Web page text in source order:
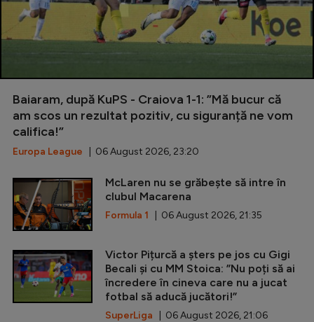
Baiaram, după KuPS - Craiova 1-1: ”Mă bucur că
am scos un rezultat pozitiv, cu siguranță ne vom
califica!”
Europa League | 06 August 2026, 23:20
McLaren nu se grăbește să intre în
clubul Macarena
Formula 1 | 06 August 2026, 21:35
Victor Pițurcă a șters pe jos cu Gigi
Becali și cu MM Stoica: ”Nu poți să ai
încredere în cineva care nu a jucat
fotbal să aducă jucători!”
SuperLiga | 06 August 2026, 21:06